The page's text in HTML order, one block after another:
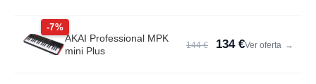
-7%
AKAI Professional MPK
mini Plus
144 € 134 €Ver oferta →